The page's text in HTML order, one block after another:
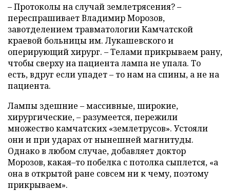
– Протоколы на случай землетрясения? –
переспрашивает Владимир Морозов,
завотделением травматологии Камчатской
краевой больницы им. Лукашевского и
оперирующий хирург. – Телами прикрываем рану,
чтобы сверху на пациента лампа не упала. То
есть, вдруг если упадет – то нам на спины, а не на
пациента.
Лампы здешние – массивные, широкие,
хирургические, – разумеется, пережили
множество камчатских «землетрусов». Устояли
они и при ударах от нынешней магнитуды.
Однако в любом случае, добавляет доктор
Морозов, какая–то побелка с потолка сыплется, «а
она в открытой ране совсем ни к чему, поэтому
прикрываем».